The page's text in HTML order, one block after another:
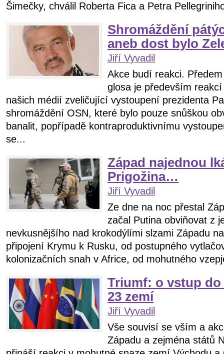
Šimečky, chválil Roberta Fica a Petra
Shromáždění
aneb dost bylo
Jiří Vyvadil
Akce budí reakci.
glosa je především
našich médií zveličující vystoupení prezidenta
shromáždění OSN, které bylo pouze snůškou
banalit, popřípadě kontraproduktivnímu
se...
Západ najednou
Prigožina…
Jiří Vyvadil
Ze dne na noc přestal
začal Putina obviňovat z
nevkusnějšího nad krokodýlími slzami Západu
připojení Krymu k Rusku, od postupného
kolonizačních snah v Africe, od mohutného
Triumf: o vstup do
23 zemí
Jiří Vyvadil
Vše souvisí se vším a
Západu a zejména států